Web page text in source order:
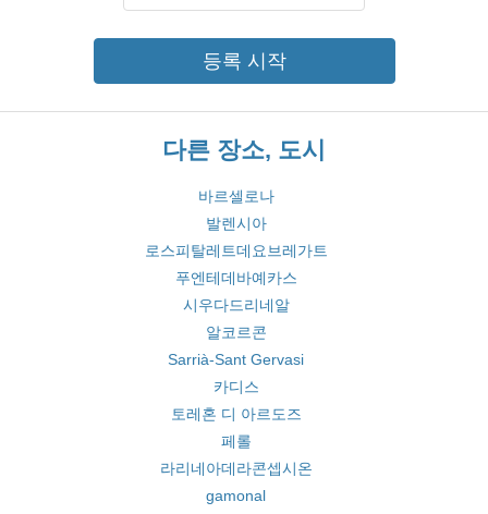
등록 시작
다른 장소, 도시
바르셀로나
발렌시아
로스피탈레트데요브레가트
푸엔테데바예카스
시우다드리네알
알코르콘
Sarrià-Sant Gervasi
카디스
토레혼 디 아르도즈
페롤
라리네아데라콘셉시온
gamonal